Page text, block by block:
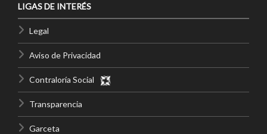
LIGAS DE INTERÉS
Legal
Aviso de Privacidad
Contraloría Social
Transparencia
Garceta